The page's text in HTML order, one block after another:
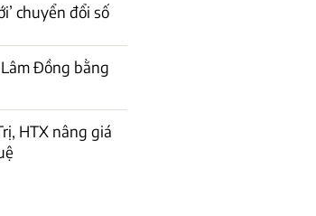
chuyển đổi số
Đồng bằng
HTX nâng giá